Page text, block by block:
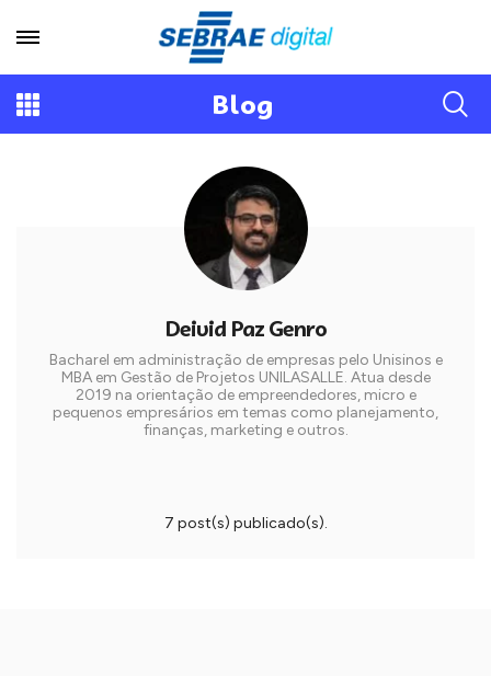
Blog
Deivid Paz Genro
Bacharel em administração de empresas pelo Unisinos e
MBA em Gestão de Projetos UNILASALLE. Atua desde
2019 na orientação de empreendedores, micro e
pequenos empresários em temas como planejamento,
finanças, marketing e outros.
7 post(s) publicado(s).